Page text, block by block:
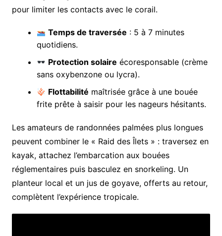
pour limiter les contacts avec le corail.
Temps de traversée : 5 à 7 minutes
quotidiens.
Protection solaire écoresponsable (crème
sans oxybenzone ou lycra).
Flottabilité maîtrisée grâce à une bouée
frite prête à saisir pour les nageurs hésitants.
Les amateurs de randonnées palmées plus longues
peuvent combiner le « Raid des Îlets » : traversez en
kayak, attachez l’embarcation aux bouées
réglementaires puis basculez en snorkeling. Un
planteur local et un jus de goyave, offerts au retour,
complètent l’expérience tropicale.